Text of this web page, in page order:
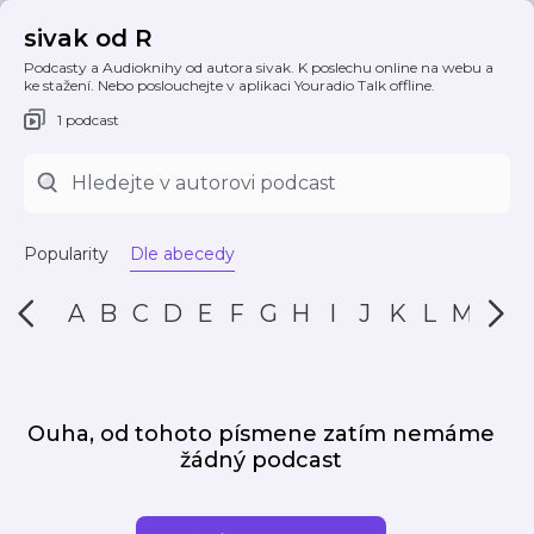
sivak od R
Podcasty a Audioknihy od autora sivak. K poslechu online na webu a
ke stažení. Nebo poslouchejte v aplikaci Youradio Talk offline.
1 podcast
Popularity Dle abecedy
A B C D E F G H I J K L M N
Ouha, od tohoto písmene zatím nemáme
žádný podcast